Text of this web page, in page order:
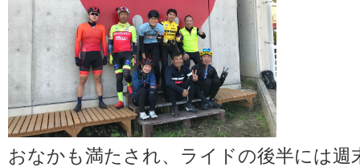
おなかも満たされ、ライドの後半には